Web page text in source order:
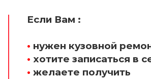
Если Вам :
• нужен кузовной
• хотите записаться в
• желаете получить